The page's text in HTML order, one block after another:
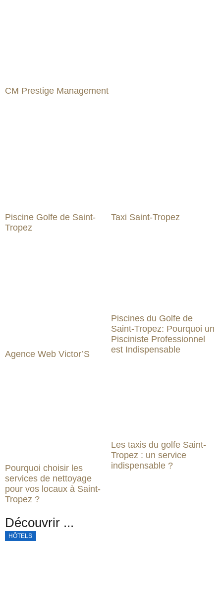
CM Prestige Management
Piscine Golfe de Saint-
Tropez
Taxi Saint-Tropez
Agence Web Victor’S
Piscines du Golfe de
Saint-Tropez: Pourquoi un
Pisciniste Professionnel
est Indispensable
Pourquoi choisir les
services de nettoyage
pour vos locaux à Saint-
Tropez ?
Les taxis du golfe Saint-
Tropez : un service
indispensable ?
Découvrir ...
HÔTELS